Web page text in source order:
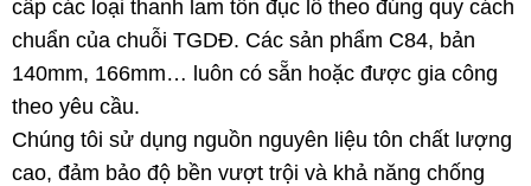
cấp các loại thanh lam tôn đục lỗ theo đúng quy cách
chuẩn của chuỗi TGDĐ. Các sản phẩm C84, bản
140mm, 166mm… luôn có sẵn hoặc được gia công
theo yêu cầu.
Chúng tôi sử dụng nguồn nguyên liệu tôn chất lượng
cao, đảm bảo độ bền vượt trội và khả năng chống